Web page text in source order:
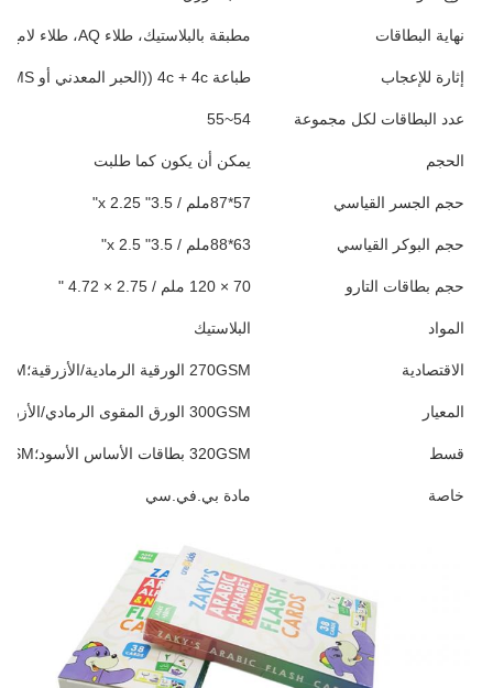
نهاية البطاقات مطبقة بالبلاستيك، طلاء AQ، طلاء لامع/مت، انتهيات الكتان، طابع ورق، حواف متزلجة
إثارة للإعجاب طباعة 4c + 4c ((الحبر المعدني أو PMS متوفر أيضًا)
عدد البطاقات لكل مجموعة 54~55
الحجم يمكن أن يكون كما طلبت
حجم الجسر القياسي 57*87ملم / 3.5" x 2.25"
حجم البوكر القياسي 63*88ملم / 3.5" x 2.5"
حجم بطاقات التارو 70 × 120 ملم / 2.75 × 4.72 "
المواد البلاستيك
الاقتصادية 270GSM الورقية الرمادية/الأزرقية؛280GSM الورقية الرمادية/الأزرقية
المعيار 300GSM الورق المقوى الرمادي/الأزرق
قسط 320GSM بطاقات الأساس الأسود؛310/330GSM بطاقات الأساس الأسود
خاصة مادة بي.في.سي